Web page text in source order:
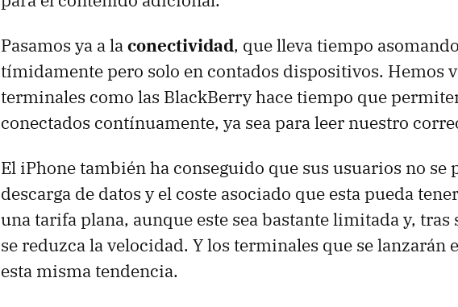
Pasamos ya a la conectividad, que lleva tiempo
tímidamente pero solo en contados dispositivos. Hemos
terminales como las BlackBerry hace tiempo que
conectados contínuamente, ya sea para leer nuestro
El iPhone también ha conseguido que sus usuarios no se
descarga de datos y el coste asociado que esta pueda
una tarifa plana, aunque este sea bastante limitada y,
se reduzca la velocidad. Y los terminales que se lanzarán
esta misma tendencia.